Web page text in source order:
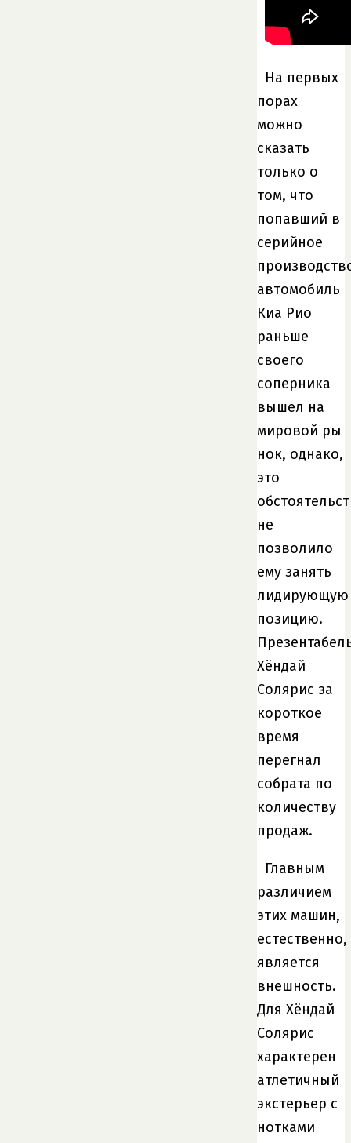
На первых
порах
можно
сказать
только о
том, что
попавший в
серийное
автомобиль
Киа Рио
раньше
своего
соперника
вышел на
мировой ры
нок, однако,
это
не
позволило
ему занять
лидирующую
позицию.
Хёндай
Солярис за
короткое
время
перегнал
собрата по
количеству
продаж.
Главным
различием
этих машин,
естественно,
является
внешность.
Для Хёндай
Солярис
характерен
атлетичный
экстерьер с
нотками